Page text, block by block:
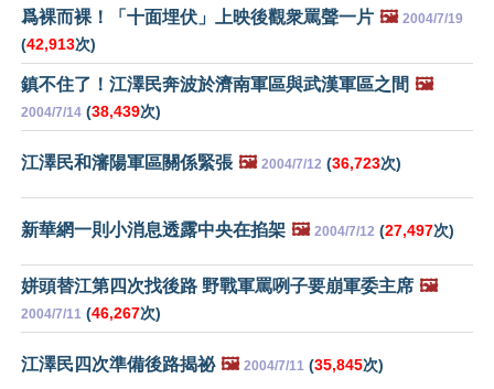
爲裸而裸！「十面埋伏」上映後觀衆罵聲一片 🖼️ 2004/7/19
(42,913次)
鎮不住了！江澤民奔波於濟南軍區與武漢軍區之間 🖼️
2004/7/14 (38,439次)
江澤民和瀋陽軍區關係緊張 🖼️ 2004/7/12 (36,723次)
新華網一則小消息透露中央在掐架 🖼️ 2004/7/12 (27,497次)
姘頭替江第四次找後路 野戰軍罵咧子要崩軍委主席 🖼️
2004/7/11 (46,267次)
江澤民四次準備後路揭祕 🖼️ 2004/7/11 (35,845次)